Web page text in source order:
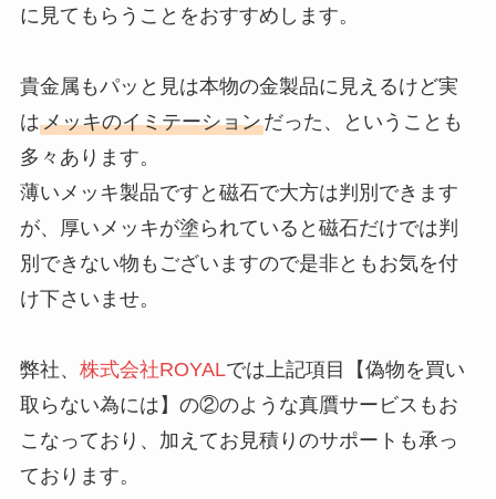
に見てもらうことをおすすめします。
貴金属もパッと見は本物の金製品に見えるけど実
はメッキのイミテーションだった、ということも
多々あります。
薄いメッキ製品ですと磁石で大方は判別できます
が、厚いメッキが塗られていると磁石だけでは判
別できない物もございますので是非ともお気を付
け下さいませ。
弊社、 株式会社ROYALでは上記項目【偽物を買い
取らない為には】の②のような真贋サービスもお
こなっており、加えてお見積りのサポートも承っ
ております。